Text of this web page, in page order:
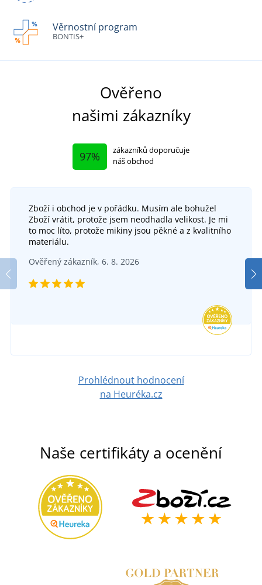
Věrnostní program
BONTIS+
Ověřeno
našimi zákazníky
97%
zákazníků doporučuje
náš obchod
Zboží i obchod je v pořádku. Musím ale bohužel
Zboží vrátit, protože jsem neodhadla velikost. Je mi
to moc líto, protože mikiny jsou pěkné a z kvalitního
materiálu.
Ověřený zákazník, 6. 8. 2026
Prohlédnout hodnocení
na Heuréka.cz
Naše certifikáty a ocenění